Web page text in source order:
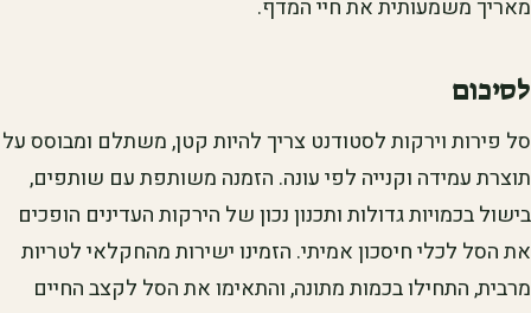
מאריך משמעותית את חיי המדף.
לסיכום
סל פירות וירקות לסטודנט צריך להיות קטן, משתלם ומבוסס על
תוצרת עמידה וקנייה לפי עונה. הזמנה משותפת עם שותפים,
בישול בכמויות גדולות ותכנון נכון של הירקות העדינים הופכים
את הסל לכלי חיסכון אמיתי. הזמינו ישירות מהחקלאי לטריות
מרבית, התחילו בכמות מתונה, והתאימו את הסל לקצב החיים